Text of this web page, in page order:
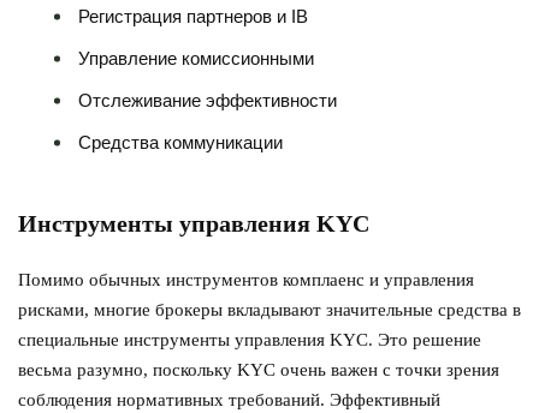
Регистрация партнеров и IB
Управление комиссионными
Отслеживание эффективности
Средства коммуникации
Инструменты управления KYC
Помимо обычных инструментов комплаенс и управления
рисками, многие брокеры вкладывают значительные средства в
специальные инструменты управления KYC. Это решение
весьма разумно, поскольку KYC очень важен с точки зрения
соблюдения нормативных требований. Эффективный